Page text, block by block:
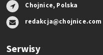
Chojnice, Polska
redakcja@chojnice.com
Serwisy